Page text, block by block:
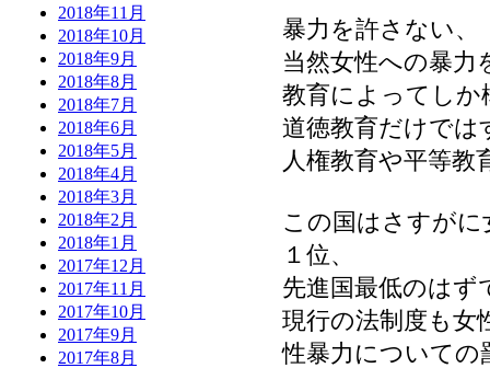
2018年11月
2018年10月
2018年9月
2018年8月
2018年7月
2018年6月
2018年5月
2018年4月
2018年3月
2018年2月
2018年1月
2017年12月
2017年11月
2017年10月
2017年9月
2017年8月
暴力を許さない、
当然女性への暴力
教育によってし
道徳教育だけでは
人権教育や平等教
この国はさすがに
１位、
先進国最低のはず
現行の法制度も女
性暴力についての